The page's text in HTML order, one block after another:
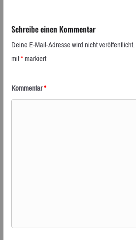
Schreibe einen Kommentar
Deine E-Mail-Adresse wird nicht veröffentlicht.
mit*markiert
Kommentar*